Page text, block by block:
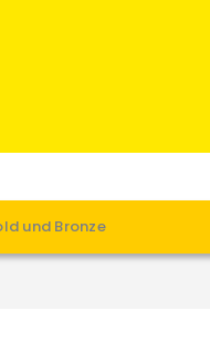
und Bronze